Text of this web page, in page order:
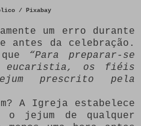
/ Pixabay
um erro durante
antes da celebração.
“Para preparar-se
eucaristia, os fiéis
prescrito pela
A Igreja estabelece
o jejum de qualquer